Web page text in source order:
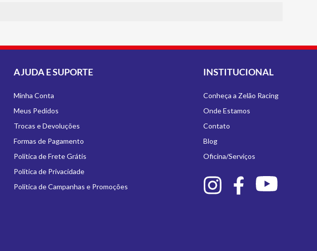
AJUDA E SUPORTE
Minha Conta
Meus Pedidos
Trocas e Devoluções
Formas de Pagamento
Política de Frete Grátis
Política de Privacidade
Política de Campanhas e Promoções
INSTITUCIONAL
Conheça a Zelão Racing
Onde Estamos
Contato
Blog
Oficina/Serviços